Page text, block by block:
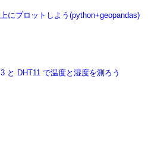
にプロットしよう(python+geopandas)
と DHT11 で温度と湿度を測ろう